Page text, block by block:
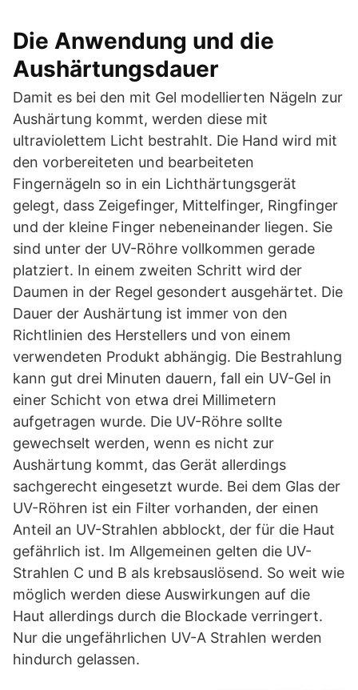
Die Anwendung und die
Aushärtungsdauer
Damit es bei den mit Gel modellierten Nägeln zur
Aushärtung kommt, werden diese mit
ultraviolettem Licht bestrahlt. Die Hand wird mit
den vorbereiteten und bearbeiteten
Fingernägeln so in ein Lichthärtungsgerät
gelegt, dass Zeigefinger, Mittelfinger, Ringfinger
und der kleine Finger nebeneinander liegen. Sie
sind unter der UV-Röhre vollkommen gerade
platziert. In einem zweiten Schritt wird der
Daumen in der Regel gesondert ausgehärtet. Die
Dauer der Aushärtung ist immer von den
Richtlinien des Herstellers und von einem
verwendeten Produkt abhängig. Die Bestrahlung
kann gut drei Minuten dauern, fall ein UV-Gel in
einer Schicht von etwa drei Millimetern
aufgetragen wurde. Die UV-Röhre sollte
gewechselt werden, wenn es nicht zur
Aushärtung kommt, das Gerät allerdings
sachgerecht eingesetzt wurde. Bei dem Glas der
UV-Röhren ist ein Filter vorhanden, der einen
Anteil an UV-Strahlen abblockt, der für die Haut
gefährlich ist. Im Allgemeinen gelten die UV-
Strahlen C und B als krebsauslösend. So weit wie
möglich werden diese Auswirkungen auf die
Haut allerdings durch die Blockade verringert.
Nur die ungefährlichen UV-A Strahlen werden
hindurch gelassen.